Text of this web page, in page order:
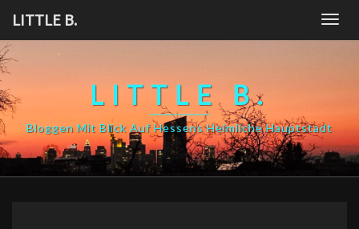
content
LITTLE B.
LITTLE B.
Bloggen Mit Blick Auf Hessens Heimliche Hauptstadt